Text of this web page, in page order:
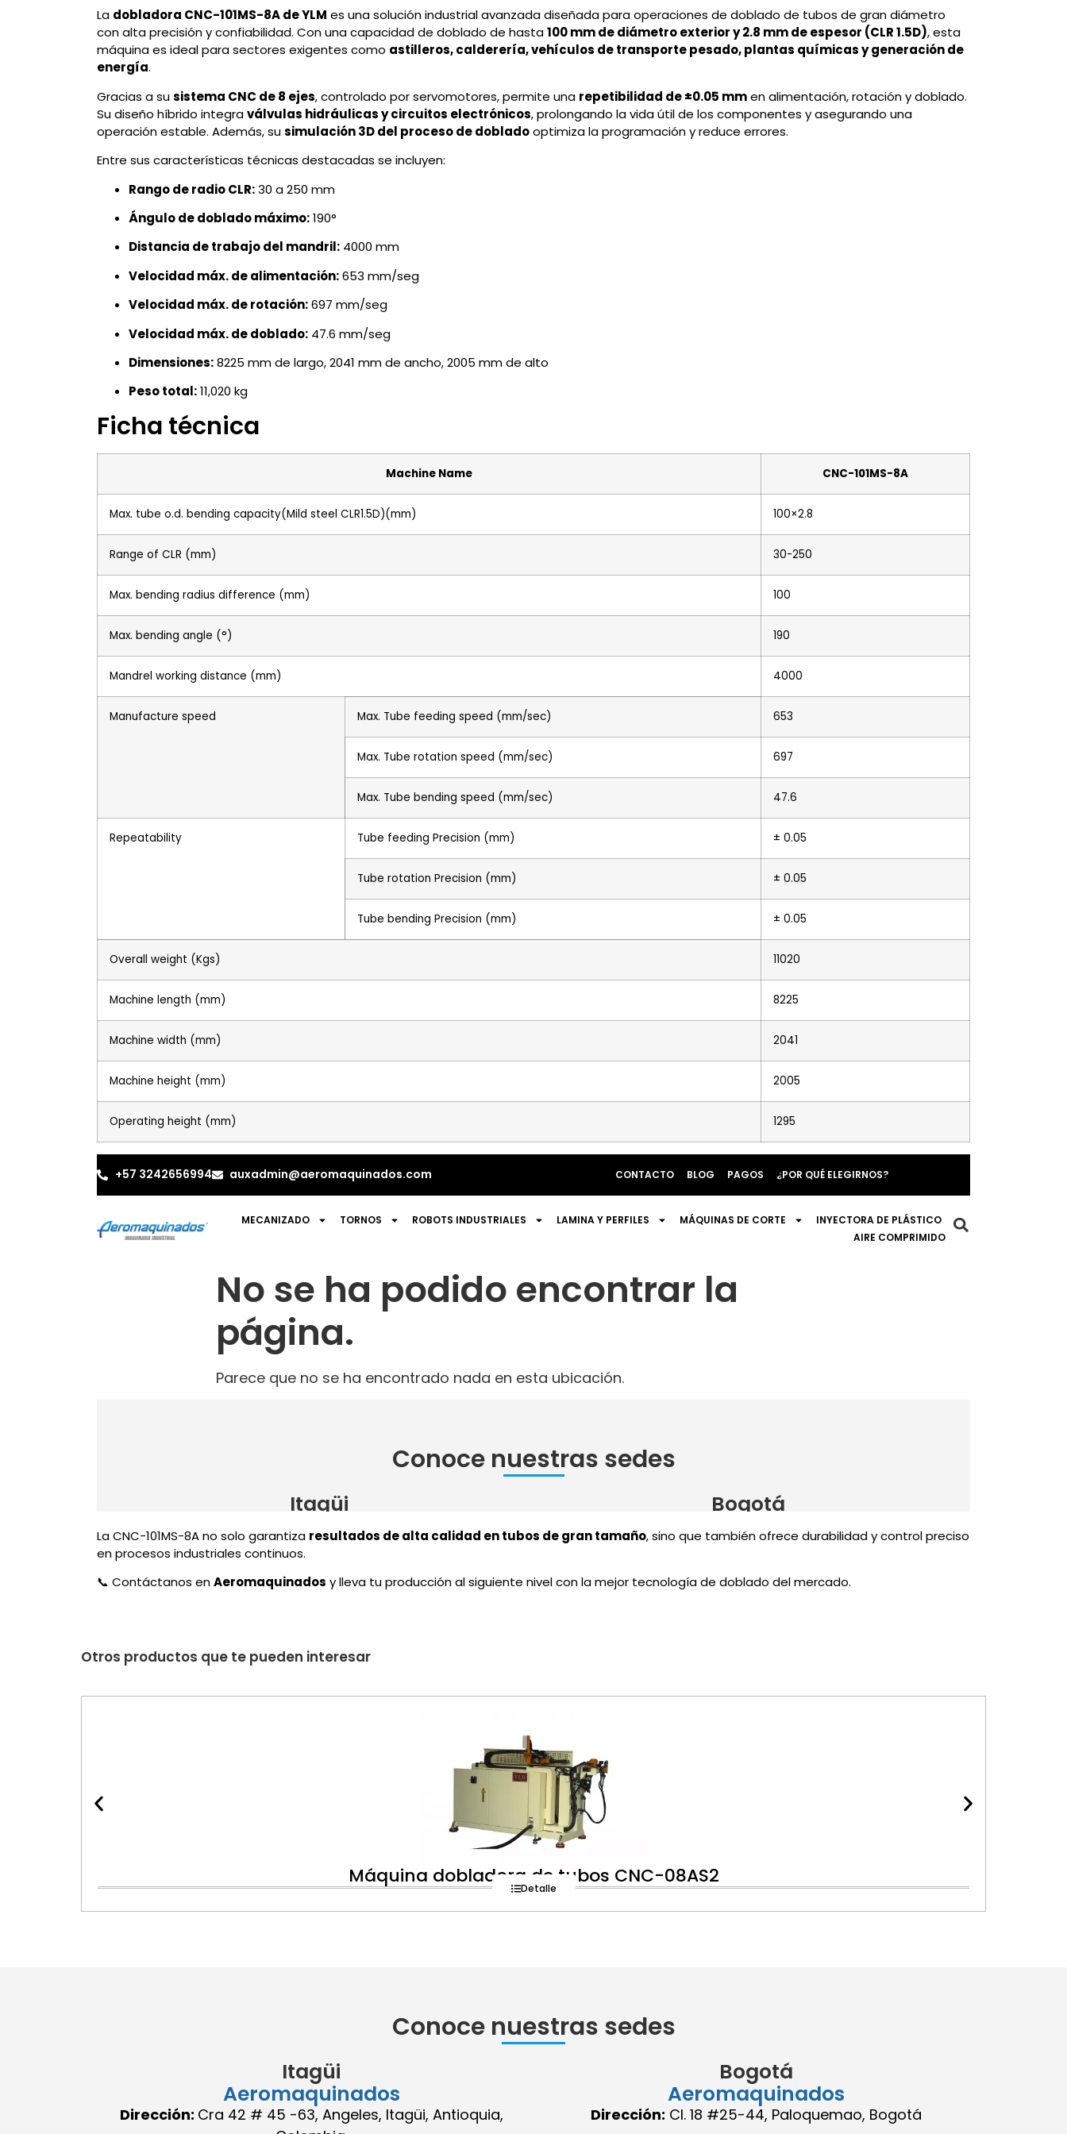
La dobladora CNC-101MS-8A de YLM es una solución industrial avanzada diseñada para operaciones de doblado de tubos de gran diámetro
con alta precisión y confiabilidad. Con una capacidad de doblado de hasta100 mm de diámetro exterior y 2.8 mm de espesor (CLR 1.5D), esta
máquina es ideal para sectores exigentes como astilleros, calderería, vehículos de transporte pesado, plantas químicas y generación de
energía.
Gracias a susistema CNC de 8 ejes, controlado por servomotores, permite una repetibilidad de ±0.05 mmen alimentación, rotación y doblado.
Su diseño híbrido integraválvulas hidráulicas y circuitos electrónicos, prolongando la vida útil de los componentes y asegurando una
operación estable. Además, susimulación 3D del proceso de dobladooptimiza la programación y reduce errores.
Entre sus características técnicas destacadas se incluyen:
Rango de radio CLR:30 a 250 mm
Ángulo de doblado máximo:190°
Distancia de trabajo del mandril: 4000 mm
Velocidad máx. de alimentación:653 mm/seg
Velocidad máx. de rotación:697 mm/seg
Velocidad máx. de doblado: 47.6 mm/seg
Dimensiones:8225 mm de largo, 2041 mm de ancho, 2005 mm de alto
Peso total:11,020 kg
Ficha técnica
Machine Name CNC-101MS-8A
Max. tube o.d. bending capacity(Mild steel CLR1.5D)(mm) 100×2.8
Range of CLR (mm) 30-250
Max. bending radius difference (mm) 100
Max. bending angle (°) 190
Mandrel working distance (mm) 4000
Manufacture speed Max. Tube feeding speed (mm/sec) 653
Max. Tube rotation speed (mm/sec) 697
Max. Tube bending speed (mm/sec) 47.6
Repeatability Tube feeding Precision (mm) ± 0.05
Tube rotation Precision (mm) ± 0.05
Tube bending Precision (mm) ± 0.05
Overall weight (Kgs) 11020
Machine length (mm) 8225
Machine width (mm) 2041
Machine height (mm) 2005
Operating height (mm) 1295
La CNC-101MS-8A no solo garantiza resultados de alta calidad en tubos de gran tamaño, sino que también ofrece durabilidad y control preciso
en procesos industriales continuos.
📞 Contáctanos enAeromaquinados y lleva tu producción al siguiente nivel con la mejor tecnología de doblado del mercado.
Otros productos que te pueden interesar
Máquina dobladora de tubos CNC-08AS2
Detalle
Conoce nuestras sedes
Itagüi
Aeromaquinados
Dirección: Cra 42 # 45 -63, Angeles, Itagüi, Antioquia,
Bogotá
Aeromaquinados
Dirección: Cl. 18 #25-44, Paloquemao, Bogotá